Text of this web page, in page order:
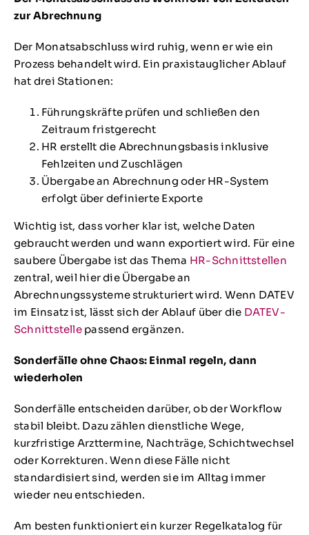
zur Abrechnung
Der Monatsabschluss wird ruhig, wenn er wie ein
Prozess behandelt wird. Ein praxistauglicher Ablauf
hat drei Stationen:
Führungskräfte prüfen und schließen den
Zeitraum fristgerecht
HR erstellt die Abrechnungsbasis inklusive
Fehlzeiten und Zuschlägen
Übergabe an Abrechnung oder HR-System
erfolgt über definierte Exporte
Wichtig ist, dass vorher klar ist, welche Daten
gebraucht werden und wann exportiert wird. Für eine
saubere Übergabe ist das Thema HR-Schnittstellen
zentral, weil hier die Übergabe an
Abrechnungssysteme strukturiert wird. Wenn DATEV
im Einsatz ist, lässt sich der Ablauf über die DATEV-
Schnittstellepassend ergänzen.
Sonderfälle ohne Chaos: Einmal regeln, dann
wiederholen
Sonderfälle entscheiden darüber, ob der Workflow
stabil bleibt. Dazu zählen dienstliche Wege,
kurzfristige Arzttermine, Nachträge, Schichtwechsel
oder Korrekturen. Wenn diese Fälle nicht
standardisiert sind, werden sie im Alltag immer
wieder neu entschieden.
Am besten funktioniert ein kurzer Regelkatalog für